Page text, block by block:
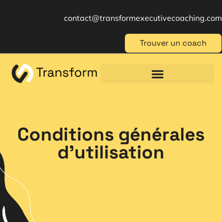
contact@transformexecutivecoaching.com
Trouver un coach
Conditions générales
d’utilisation